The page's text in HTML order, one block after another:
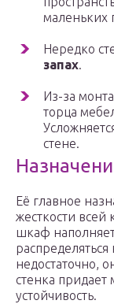
маленьких
Нередко
запах.
Из-за
торца
стене.
Её главное
жесткости
шкаф
недостаточно,
стенка
устойчивость.